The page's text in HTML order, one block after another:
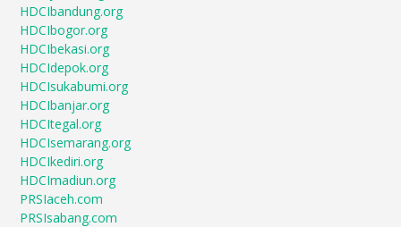
HDCIbandung.org
HDCIbogor.org
HDCIbekasi.org
HDCIdepok.org
HDCIsukabumi.org
HDCIbanjar.org
HDCItegal.org
HDCIsemarang.org
HDCIkediri.org
HDCImadiun.org
PRSIaceh.com
PRSIsabang.com